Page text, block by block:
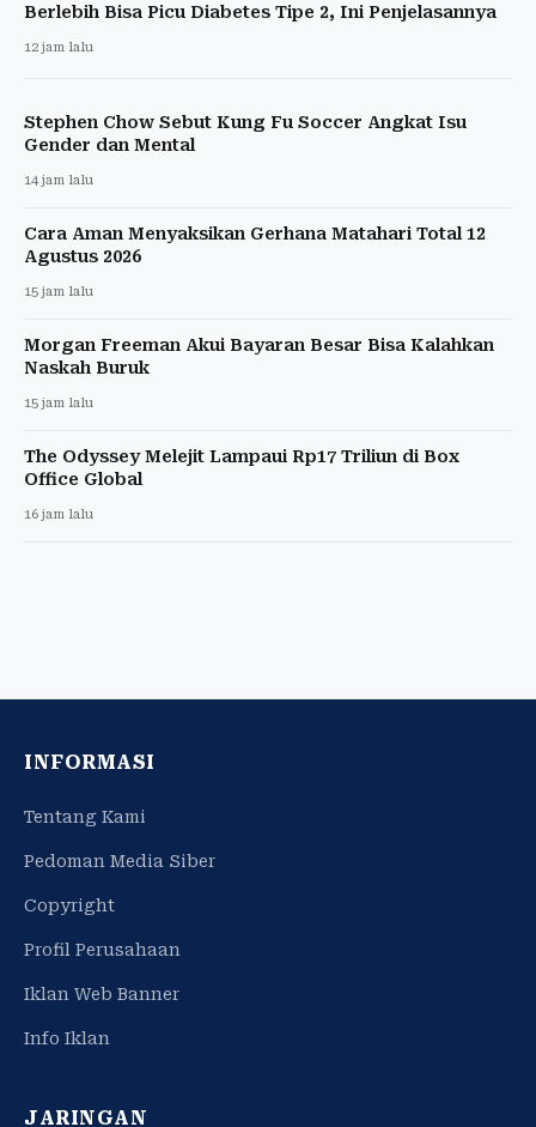
Berlebih Bisa Picu Diabetes Tipe 2, Ini Penjelasannya
12 jam lalu
Stephen Chow Sebut Kung Fu Soccer Angkat Isu
Gender dan Mental
14 jam lalu
Cara Aman Menyaksikan Gerhana Matahari Total 12
Agustus 2026
15 jam lalu
Morgan Freeman Akui Bayaran Besar Bisa Kalahkan
Naskah Buruk
15 jam lalu
The Odyssey Melejit Lampaui Rp17 Triliun di Box
Office Global
16 jam lalu
INFORMASI
Tentang Kami
Pedoman Media Siber
Copyright
Profil Perusahaan
Iklan Web Banner
Info Iklan
JARINGAN